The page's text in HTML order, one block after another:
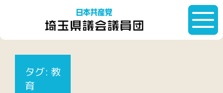
タグ: 教
育
記事一覧